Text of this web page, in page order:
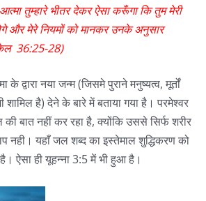
तुम्हारे भीतर देकर ऐसा करूँगा कि तुम मेरी
और मेरे नियमों को मानकर उनके अनुसार
36:25-28)
द्वारा नया जन्म (जिसमे पुराने मनुष्यत्व, मूर्तों
शामिल है) देने के बारे में बताया गया है। परमेश्वर
की बात नहीं कर रहा है, क्योंकि उससे सिर्फ शरीर
नही। यहाँ जल शब्द का इस्तेमाल शुद्धिकरण को
ऐसा ही यूहन्ना 3:5 में भी हुआ है।